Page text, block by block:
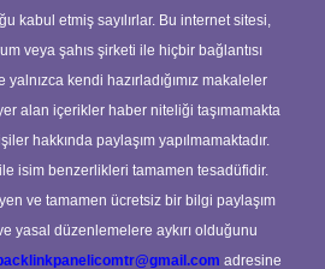
kabul etmiş sayılırlar. Bu internet sitesi,
veya şahıs şirketi ile hiçbir bağlantısı
kendi hazırladığımız makaleler
alan içerikler haber niteliği taşımamakta
hakkında paylaşım yapılmamaktadır.
isim benzerlikleri tamamen tesadüfidir.
ve tamamen ücretsiz bir bilgi paylaşım
yasal düzenlemelere aykırı olduğunu
adresine